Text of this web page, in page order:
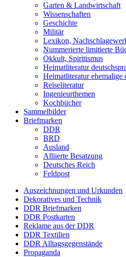
Garten & Landwirtschaft
Wissenschaften
Geschichte
Militär
Lexikon,
Nummerierte limitierte
Okkult, Spiritismus
Heimatliteratur
Heimatliteratur ehemalige
Reiseliteratur
Ingenieurthemen
Kochbücher
Sammelbilder
Briefmarken
DDR
BRD
Ausland
Alliierte Besatzung
Deutsches Reich
Feldpost
Auszeichnungen und Urkunden
Dekoratives und Technik
DDR Briefmarken
DDR Postkarten
Reklame aus der DDR
DDR Textilien
DDR Alltagsgegenstände
Propaganda